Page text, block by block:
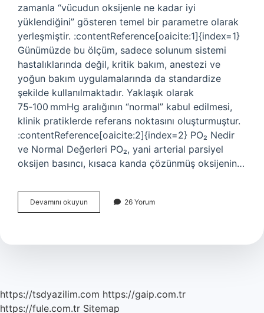
zamanla “vücudun oksijenle ne kadar iyi
yüklendiğini” gösteren temel bir parametre olarak
yerleşmiştir. :contentReference[oaicite:1]{index=1}
Günümüzde bu ölçüm, sadece solunum sistemi
hastalıklarında değil, kritik bakım, anestezi ve
yoğun bakım uygulamalarında da standardize
şekilde kullanılmaktadır. Yaklaşık olarak
75‑100 mmHg aralığının “normal” kabul edilmesi,
klinik pratiklerde referans noktasını oluşturmuştur.
:contentReference[oaicite:2]{index=2} PO₂ Nedir
ve Normal Değerleri PO₂, yani arterial parsiyel
oksijen basıncı, kısaca kanda çözünmüş oksijenin…
Devamını okuyun
kaç
?
26 Yorum
https://tsdyazilim.com https://gaip.com.tr
https://fule.com.tr Sitemap